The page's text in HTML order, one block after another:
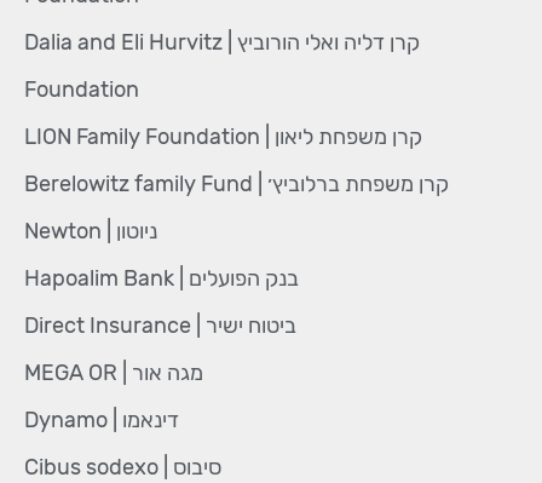
קרן דליה ואלי הורוביץ | Dalia and Eli Hurvitz
Foundation
קרן משפחת ליאון | LION Family Foundation
קרן משפחת ברלוביץ׳ | Berelowitz family Fund
ניוטון | Newton
בנק הפועלים | Hapoalim Bank
ביטוח ישיר | Direct Insurance
מגה אור | MEGA OR
דינאמו | Dynamo
סיבוס | Cibus sodexo